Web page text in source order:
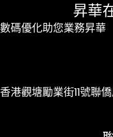
昇華
數碼優化助您業務昇華
香港觀塘勵業街11號聯